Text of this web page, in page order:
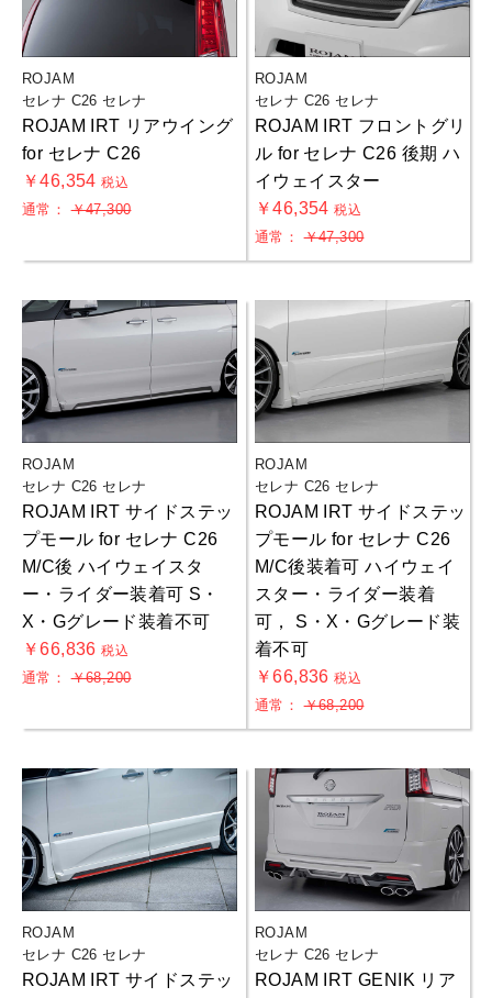
ROJAM
セレナ C26 セレナ
ROJAM IRT リアウイング
for セレナ C26
￥46,354税込
通常：￥47,300
ROJAM
セレナ C26 セレナ
ROJAM IRT フロントグリ
ル for セレナ C26 後期 ハ
イウェイスター
￥46,354税込
通常：￥47,300
ROJAM
セレナ C26 セレナ
ROJAM IRT サイドステッ
プモール for セレナ C26
M/C後 ハイウェイスタ
ー・ライダー装着可 S・
X・Gグレード装着不可
￥66,836税込
通常：￥68,200
ROJAM
セレナ C26 セレナ
ROJAM IRT サイドステッ
プモール for セレナ C26
M/C後装着可 ハイウェイ
スター・ライダー装着
可， S・X・Gグレード装
着不可
￥66,836税込
通常：￥68,200
ROJAM
セレナ C26 セレナ
ROJAM IRT サイドステッ
ROJAM
セレナ C26 セレナ
ROJAM IRT GENIK リア